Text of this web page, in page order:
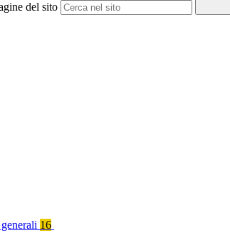
del sito
16